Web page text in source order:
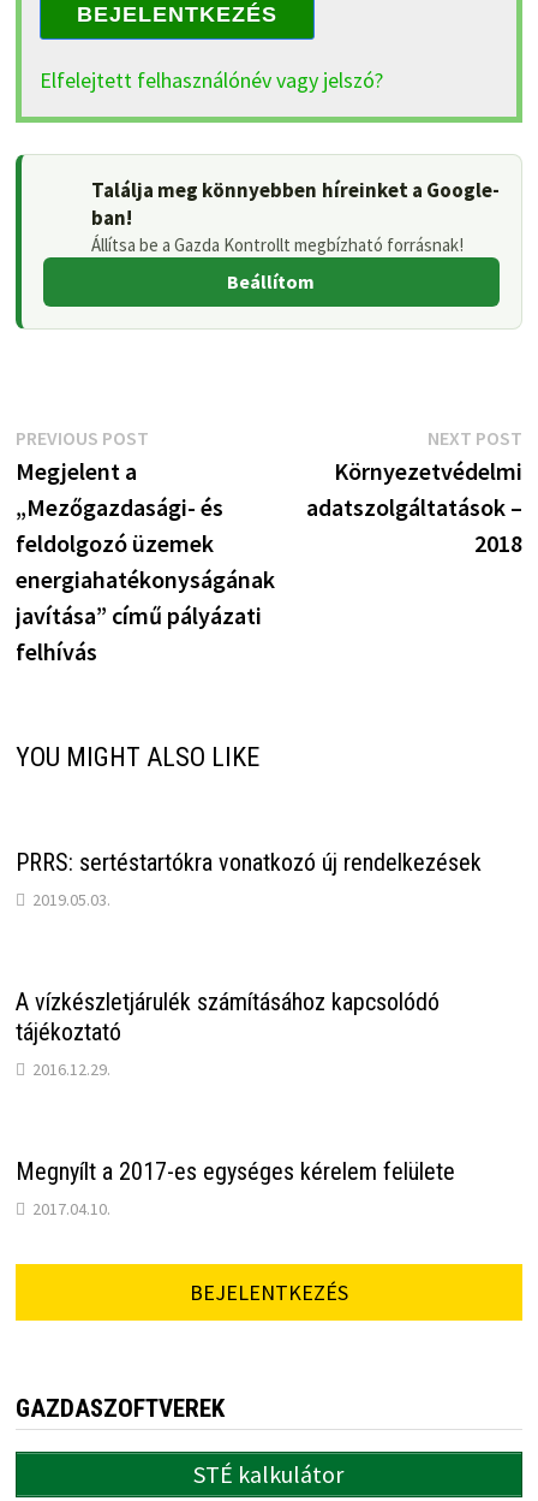
BEJELENTKEZÉS
Elfelejtett felhasználónév vagy jelszó?
Találja meg könnyebben híreinket a Google-
ban!
Állítsa be a Gazda Kontrollt megbízható forrásnak!
Beállítom
Bejegyzés
navigáció
PREVIOUS POSTPrevious
Megjelent a
„Mezőgazdasági- és
feldolgozó üzemek
energiahatékonyságának
javítása” című pályázati
felhívás
NEXT POST
Környezetvédelmi
adatszolgáltatások –
2018
YOU MIGHT ALSO LIKE
PRRS: sertéstartókra vonatkozó új rendelkezések
2019.05.03.
A vízkészletjárulék számításához kapcsolódó
tájékoztató
2016.12.29.
Megnyílt a 2017-es egységes kérelem felülete
2017.04.10.
BEJELENTKEZÉS
GAZDASZOFTVEREK
STÉ kalkulátor